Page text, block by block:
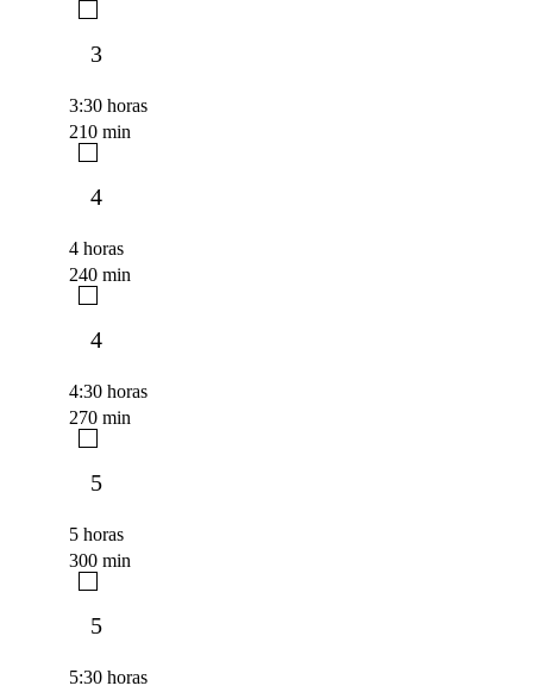
3
3:30 horas
210 min
4
4 horas
240 min
4
4:30 horas
270 min
5
5 horas
300 min
5
5:30 horas